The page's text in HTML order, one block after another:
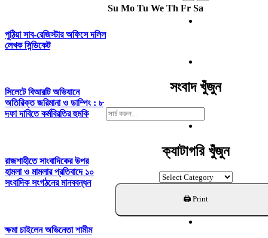
পুঠিয়া সাব-রেজিস্টার অফিসে দলিল
লেখক সিন্ডিকেট
সিলেটে বিআরটি অভিযানে
অতিরিক্ত জরিমানা ও ডাম্পিং : ৮
দফা দাবিতে কর্মবিরতির হুমকি
রাজশাহীতে সাংবাদিকের উপর
হামলা ও মামলার প্রতিবাদে ১০
সংবাদিক সংগঠনের মানববন্ধন
ক্ষমা চাইলেন অভিনেতা শামীম
Su Mo Tu We Th Fr Sa
সংবাদ খুঁজুন
Search
For:
ক্যাটাগরি খুঁজুন
ক্যাটাগরি
খুঁজুন